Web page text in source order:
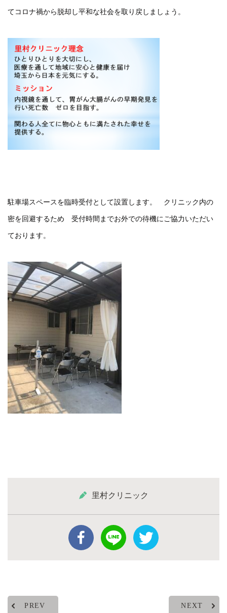
てコロナ禍から脱却し平和な社会を取り戻しましょう。
駐車場スペースを臨時受付として設置します。 クリニック内の
密を回避するため 受付時間までお外での待機にご協力いただい
ております。
里村クリニック
PREV NEXT